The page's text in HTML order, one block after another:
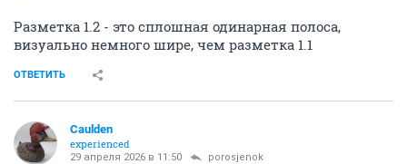
Разметка 1.2 - это сплошная одинарная полоса,
визуально немного шире, чем разметка 1.1
ОТВЕТИТЬ
Caulden
experienced
29 апреля 2026 в 11:50 porosjenok